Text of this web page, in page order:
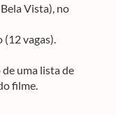
Vista), no
vagas).
uma lista de
filme.